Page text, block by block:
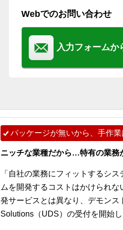
Webでのお問い合わせ
入力フォームか
パッケージが無いから、手作業
ニッチな業種だから…特有の業
「自社の業務にフィットするシ
ムを開発するコストはかけられ
発サービスとは異なり、デモン
Solutions（UDS）の受付を開始し